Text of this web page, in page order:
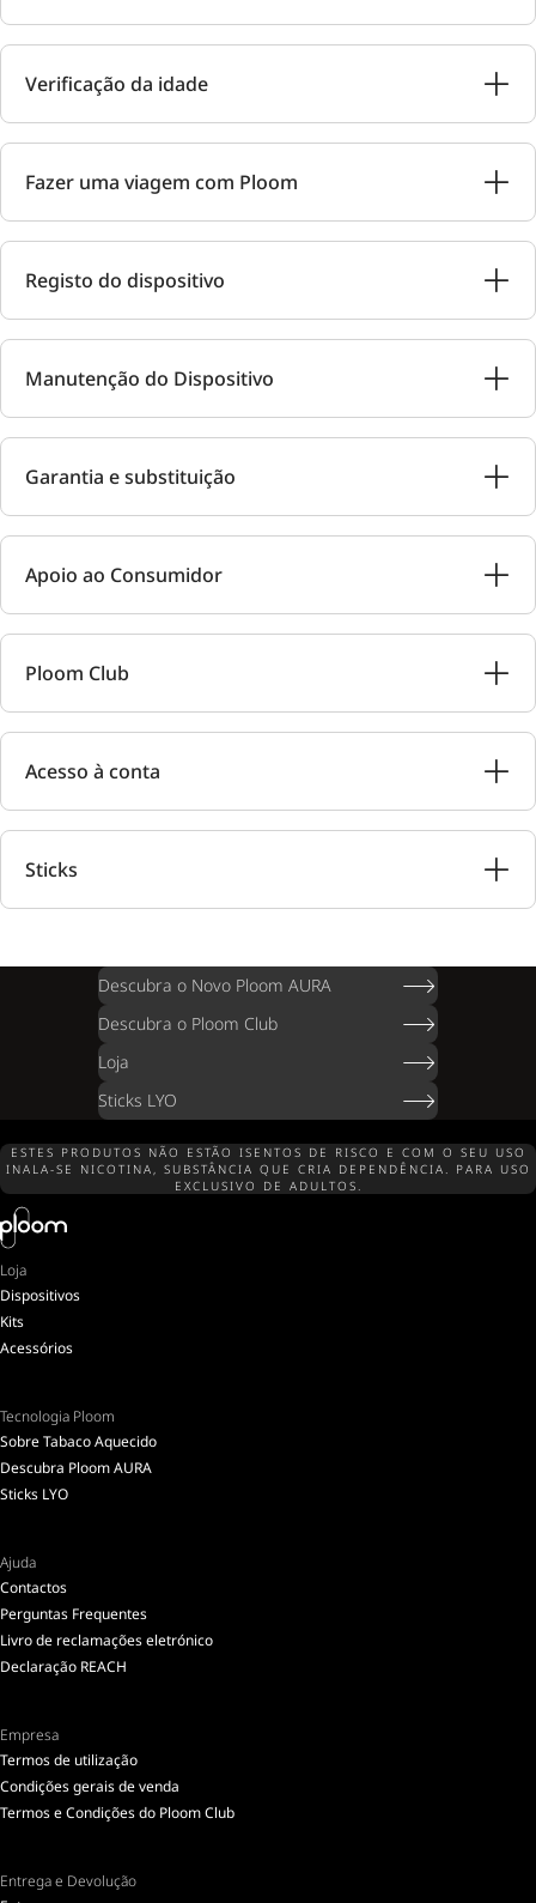
Verificação da idade
Fazer uma viagem com Ploom
Registo do dispositivo
Manutenção do Dispositivo
Garantia e substituição
Apoio ao Consumidor
Ploom Club
Acesso à conta
Sticks
Descubra o Novo Ploom AURA
Descubra o Ploom Club
Loja
Sticks LYO
ESTES PRODUTOS NÃO ESTÃO ISENTOS DE RISCO E COM O SEU USO
INALA-SE NICOTINA, SUBSTÂNCIA QUE CRIA DEPENDÊNCIA. PARA USO
EXCLUSIVO DE ADULTOS.
Loja
Dispositivos
Kits
Acessórios
Tecnologia Ploom
Sobre Tabaco Aquecido
Descubra Ploom AURA
Sticks LYO
Ajuda
Contactos
Perguntas Frequentes
Livro de reclamações eletrónico
Declaração REACH
Empresa
Termos de utilização
Condições gerais de venda
Termos e Condições do Ploom Club
Entrega e Devolução